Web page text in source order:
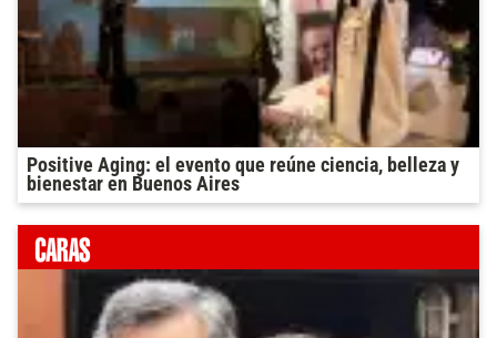
Positive Aging: el evento que reúne ciencia, belleza y
bienestar en Buenos Aires